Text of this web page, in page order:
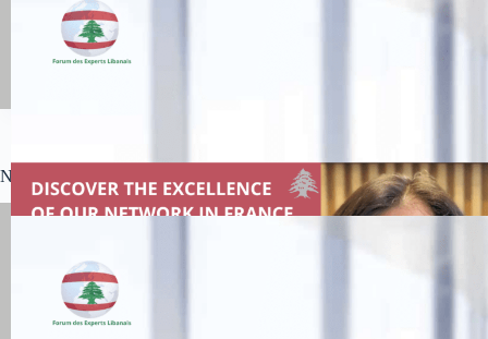
Nouveaux Membres du Forum des Experts Libanais (FEL)